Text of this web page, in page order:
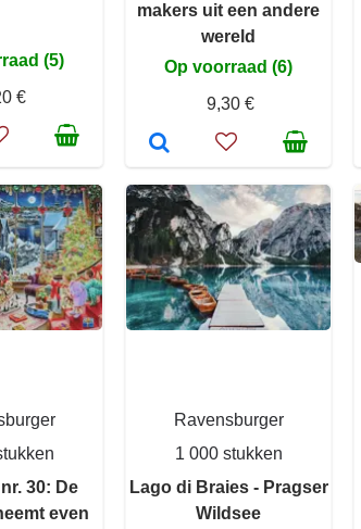
(5)
€
makers uit een andere
wereld
Op voorraad (6)
9,30 €
30: De
even
Ravensburger
1 000 stukken
Lago di Braies - Pragser
Wildsee